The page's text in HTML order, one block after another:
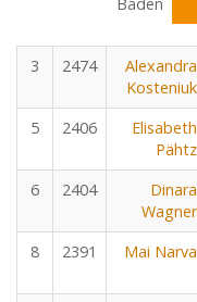
3 2474
Alexandra
Kosteniuk
5 2406
Elisabeth
Pähtz
6 2404
Dinara
Wagner
8 2391 Mai Narva